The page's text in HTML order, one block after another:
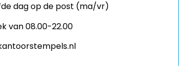
dag op de post (ma/vr)
van 08.00-22.00